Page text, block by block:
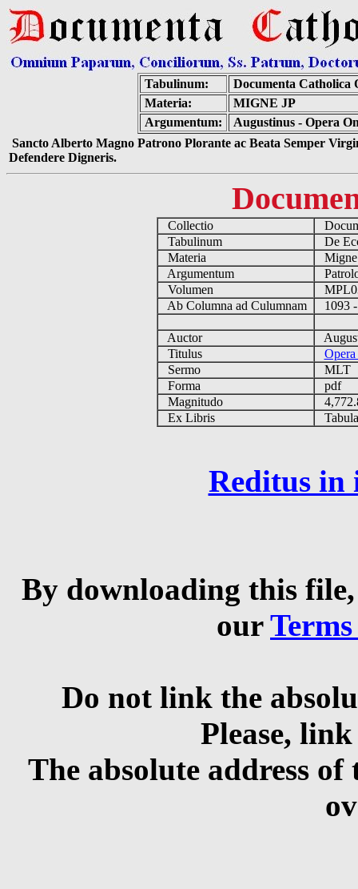
Tabulinum:
Documenta Catholica
Materia:
MIGNE JP
Argumentum:
Augustinus - Opera
Sancto Alberto Magno Patrono Plorante ac Beata Semper
Defendere Digneris.
Collectio
Tabulinum
De
Materia
Argumentum
Volumen
Ab Columna ad Culumnam
1093
Auctor
Titulus
Sermo
MLT
Forma
pdf
Magnitudo
Ex Libris
Reditus in
By downloading this
our
Do not link the
Please,
The absolute address